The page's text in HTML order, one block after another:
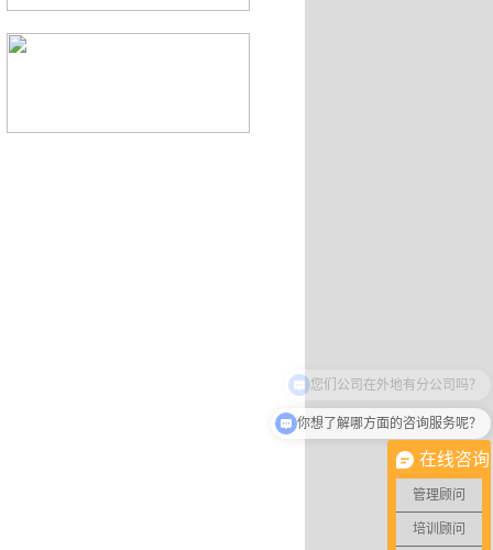
在线咨询
管理顾问
培训顾问
你想了解哪方面的咨询服务呢？